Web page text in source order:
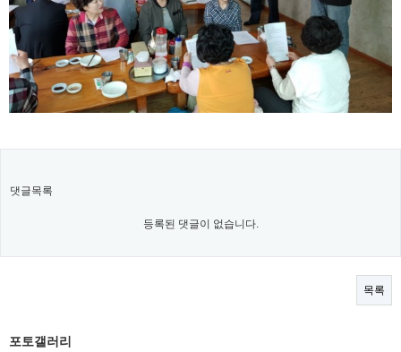
댓글목록
등록된 댓글이 없습니다.
목록
포토갤러리